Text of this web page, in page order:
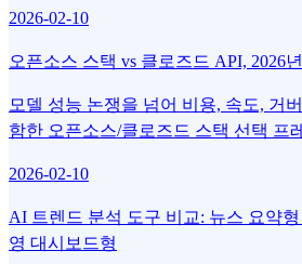
2026-02-10
오픈소스 스택 vs 클로즈드 API, 2026
모델 성능 논쟁을 넘어 비용, 속도, 거
함한 오픈소스/클로즈드 스택 선택 프
2026-02-10
AI 트렌드 분석 도구 비교: 뉴스 요약
영 대시보드형